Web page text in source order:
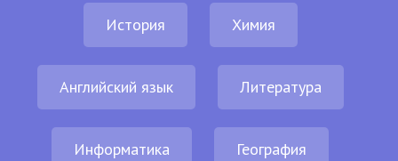
История Химия
Английский язык Литература
Информатика География